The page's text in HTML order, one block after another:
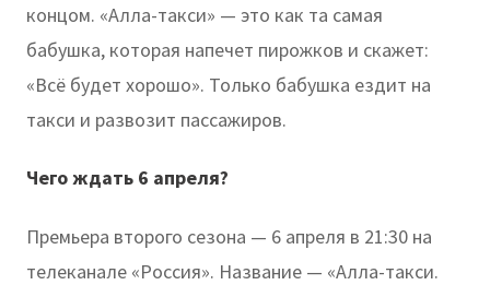
концом. «Алла-такси» — это как та самая
бабушка, которая напечет пирожков и скажет:
«Всё будет хорошо». Только бабушка ездит на
такси и развозит пассажиров.
Чего ждать 6 апреля?
Премьера второго сезона — 6 апреля в 21:30 на
телеканале «Россия». Название — «Алла-такси.